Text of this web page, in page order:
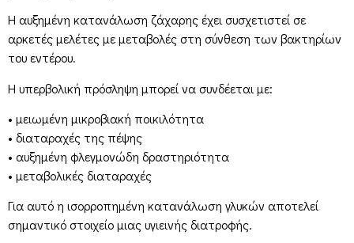
Η αυξημένη κατανάλωση ζάχαρης έχει συσχετιστεί σε
αρκετές μελέτες με μεταβολές στη σύνθεση των βακτηρίων
του εντέρου.
Η υπερβολική πρόσληψη μπορεί να συνδέεται με:
• μειωμένη μικροβιακή ποικιλότητα
• διαταραχές της πέψης
• αυξημένη φλεγμονώδη δραστηριότητα
• μεταβολικές διαταραχές
Για αυτό η ισορροπημένη κατανάλωση γλυκών αποτελεί
σημαντικό στοιχείο μιας υγιεινής διατροφής.